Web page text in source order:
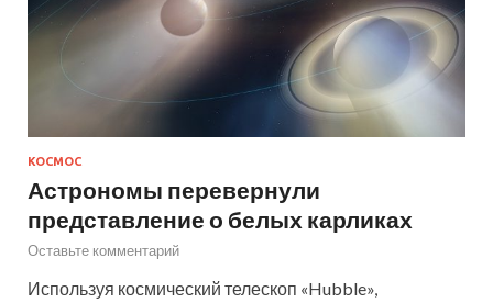
КОСМОС
Астрономы перевернули
представление о белых карликах
Оставьте комментарий
Используя космический телескоп «Hubble»,